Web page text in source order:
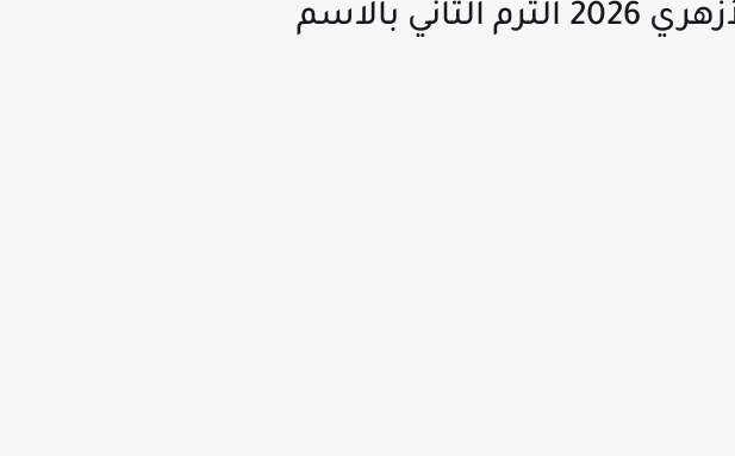
لينك شغال.. نتيجة الصف الأول الإعدادي الأزهري 2026 الترم الثاني بالاسم